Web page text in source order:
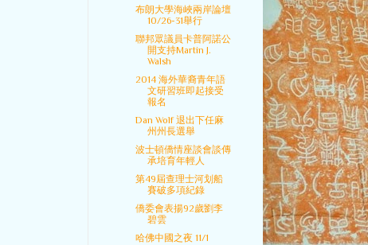
布朗大學海峽兩岸論壇
10/26-31舉行
聯邦眾議員卡普阿諾公
開支持Martin J.
Walsh
2014 海外華裔青年語
文研習班即起接受
報名
Dan Wolf 退出下任麻
州州長選舉
波士頓僑情座談會談傳
承培育年輕人
第49屆查理士河划船
賽破多項紀錄
僑委會表揚92歲劉李
碧雲
哈佛中國之夜 11/1